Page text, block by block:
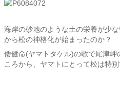
海岸の砂地のような土の栄養が少
から松の神格化が始まったのか？
倭健命(ヤマトタケル)の歌で尾津岬
ころから、ヤマトにとって松は特